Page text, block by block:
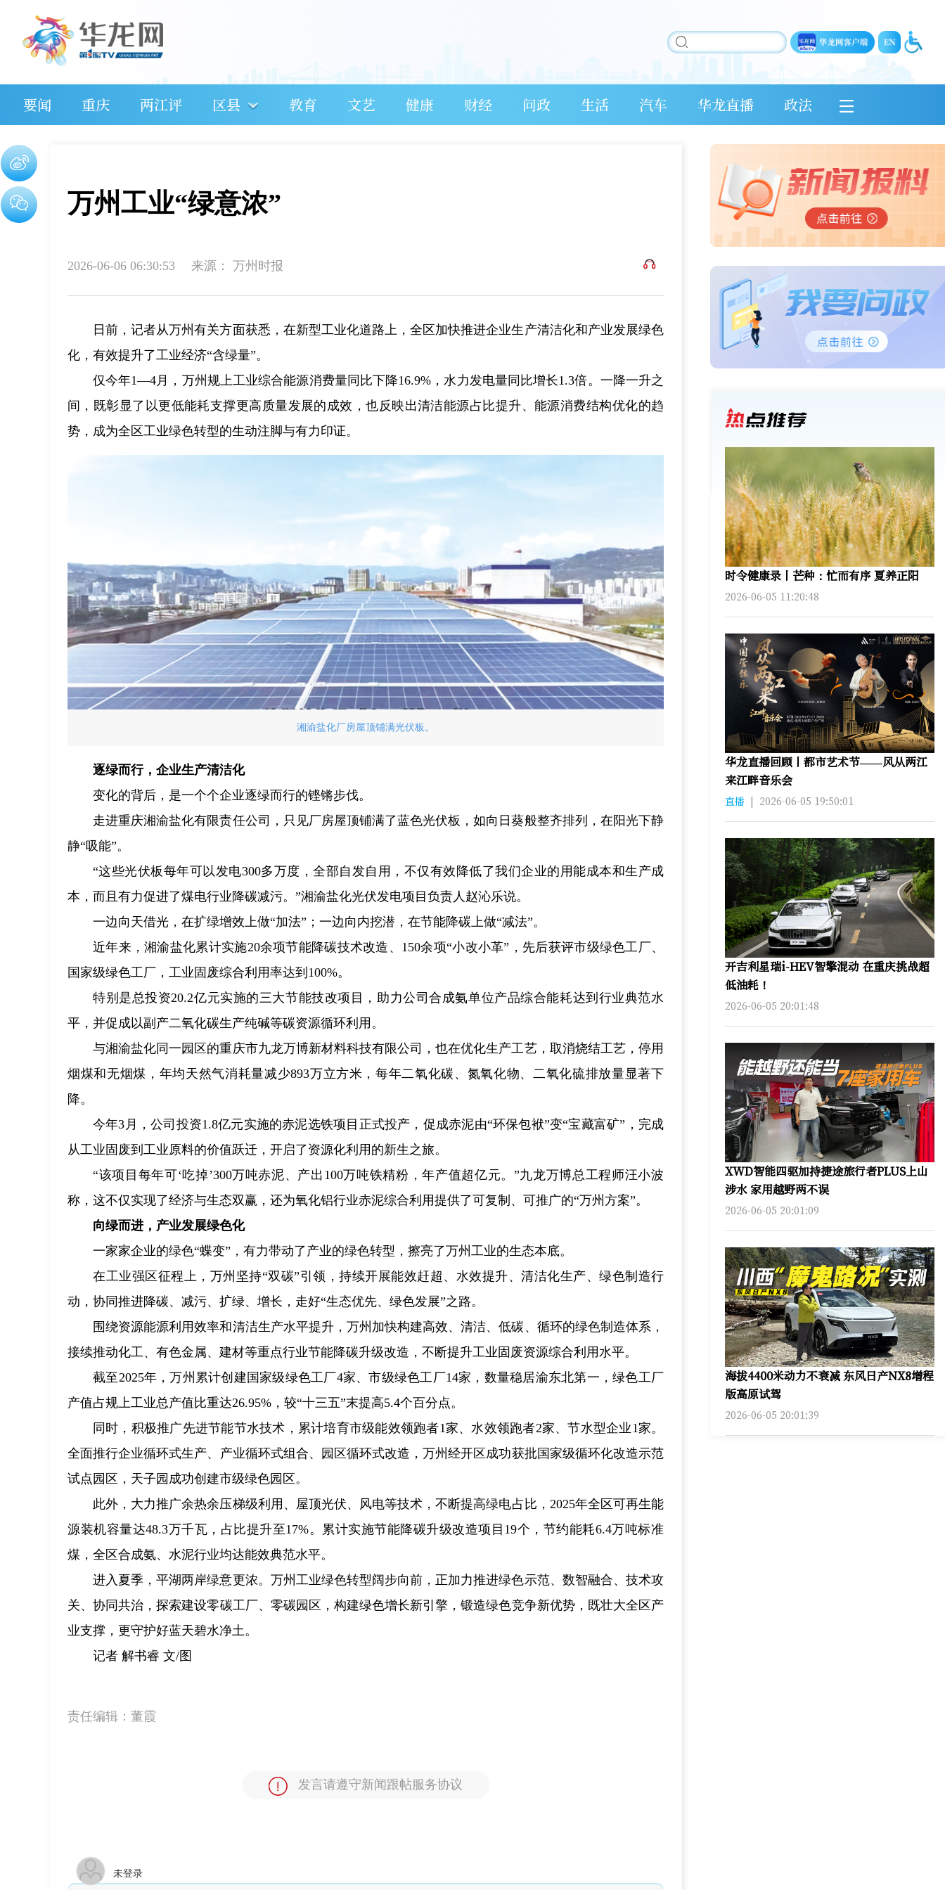
要闻 重庆 两江评 区县 教育 文艺 健康 财经 问政 生活 汽车 华龙直播 政法
万州工业“绿意浓”
2026-06-06 06:30:53 来源： 万州时报
日前，记者从万州有关方面获悉，在新型工业化道路上，全区加快推进企业生产清洁化和产业发展绿色
化，有效提升了工业经济“含绿量”。
仅今年1—4月，万州规上工业综合能源消费量同比下降16.9%，水力发电量同比增长1.3倍。一降一升之
间，既彰显了以更低能耗支撑更高质量发展的成效，也反映出清洁能源占比提升、能源消费结构优化的趋
势，成为全区工业绿色转型的生动注脚与有力印证。
湘渝盐化厂房屋顶铺满光伏板。
逐绿而行，企业生产清洁化
变化的背后，是一个个企业逐绿而行的铿锵步伐。
走进重庆湘渝盐化有限责任公司，只见厂房屋顶铺满了蓝色光伏板，如向日葵般整齐排列，在阳光下静
静“吸能”。
“这些光伏板每年可以发电300多万度，全部自发自用，不仅有效降低了我们企业的用能成本和生产成
本，而且有力促进了煤电行业降碳减污。”湘渝盐化光伏发电项目负责人赵沁乐说。
一边向天借光，在扩绿增效上做“加法”；一边向内挖潜，在节能降碳上做“减法”。
近年来，湘渝盐化累计实施20余项节能降碳技术改造、150余项“小改小革”，先后获评市级绿色工厂、
国家级绿色工厂，工业固废综合利用率达到100%。
特别是总投资20.2亿元实施的三大节能技改项目，助力公司合成氨单位产品综合能耗达到行业典范水
平，并促成以副产二氧化碳生产纯碱等碳资源循环利用。
与湘渝盐化同一园区的重庆市九龙万博新材料科技有限公司，也在优化生产工艺，取消烧结工艺，停用
烟煤和无烟煤，年均天然气消耗量减少893万立方米，每年二氧化碳、氮氧化物、二氧化硫排放量显著下
降。
今年3月，公司投资1.8亿元实施的赤泥选铁项目正式投产，促成赤泥由“环保包袱”变“宝藏富矿”，完成
从工业固废到工业原料的价值跃迁，开启了资源化利用的新生之旅。
“该项目每年可‘吃掉’300万吨赤泥、产出100万吨铁精粉，年产值超亿元。”九龙万博总工程师汪小波
称，这不仅实现了经济与生态双赢，还为氧化铝行业赤泥综合利用提供了可复制、可推广的“万州方案”。
向绿而进，产业发展绿色化
一家家企业的绿色“蝶变”，有力带动了产业的绿色转型，擦亮了万州工业的生态本底。
在工业强区征程上，万州坚持“双碳”引领，持续开展能效赶超、水效提升、清洁化生产、绿色制造行
动，协同推进降碳、减污、扩绿、增长，走好“生态优先、绿色发展”之路。
围绕资源能源利用效率和清洁生产水平提升，万州加快构建高效、清洁、低碳、循环的绿色制造体系，
接续推动化工、有色金属、建材等重点行业节能降碳升级改造，不断提升工业固废资源综合利用水平。
截至2025年，万州累计创建国家级绿色工厂4家、市级绿色工厂14家，数量稳居渝东北第一，绿色工厂
产值占规上工业总产值比重达26.95%，较“十三五”末提高5.4个百分点。
同时，积极推广先进节能节水技术，累计培育市级能效领跑者1家、水效领跑者2家、节水型企业1家。
全面推行企业循环式生产、产业循环式组合、园区循环式改造，万州经开区成功获批国家级循环化改造示范
试点园区，天子园成功创建市级绿色园区。
此外，大力推广余热余压梯级利用、屋顶光伏、风电等技术，不断提高绿电占比，2025年全区可再生能
源装机容量达48.3万千瓦，占比提升至17%。累计实施节能降碳升级改造项目19个，节约能耗6.4万吨标准
煤，全区合成氨、水泥行业均达能效典范水平。
进入夏季，平湖两岸绿意更浓。万州工业绿色转型阔步向前，正加力推进绿色示范、数智融合、技术攻
关、协同共治，探索建设零碳工厂、零碳园区，构建绿色增长新引擎，锻造绿色竞争新优势，既壮大全区产
业支撑，更守护好蓝天碧水净土。
记者 解书睿 文/图
责任编辑： 董霞
发言请遵守新闻跟帖服务协议
未登录
时令健康录丨芒种：忙而有序 夏养正阳
2026-06-05 11:20:48
华龙直播回顾丨都市艺术节——风从两江
来江畔音乐会
直播 | 2026-06-05 19:50:01
开吉利星瑞i-HEV智擎混动 在重庆挑战超
低油耗！
2026-06-05 20:01:48
XWD智能四驱加持捷途旅行者PLUS上山
涉水 家用越野两不误
2026-06-05 20:01:09
海拔4400米动力不衰减 东风日产NX8增程
版高原试驾
2026-06-05 20:01:39